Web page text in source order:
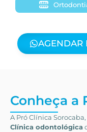
AGENDAR
Conheça a
A Pró Clínica
Clínica odontológica